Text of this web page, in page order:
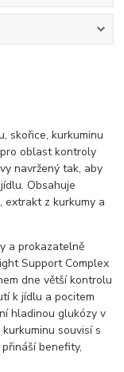
skořice, kurkuminu
oblast kontroly
navržený tak, aby
Obsahuje
extrakt z kurkumy a
a prokazatelně
Support Complex
dne větší kontrolu
k jídlu a pocitem
hladinou glukózy v
souvisí s
benefity,